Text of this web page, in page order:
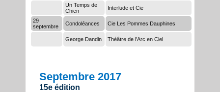
Un Temps de
Chien
Interlude et Cie
29
septembre
Condoléances Cie Les Pommes Dauphines
George Dandin Théâtre de l'Arc en Ciel
Septembre 2017
15e édition